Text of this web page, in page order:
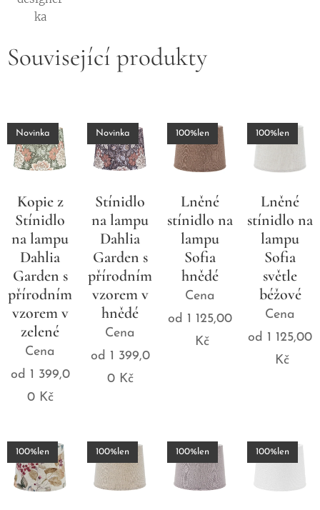
ka
Související produkty
Kopie z
Stínidlo
na lampu
Dahlia
Garden s
přírodním
vzorem v
zelené
Novinka
Cena
od 1 399,0
0Kč
Stínidlo
na lampu
Dahlia
Garden s
přírodním
vzorem v
hnědé
Novinka
Cena
od 1 399,0
0Kč
Lněné
stínidlo na
lampu
Sofia
hnědé
100%len
Cena
od 1 125,00
Kč
Lněné
stínidlo na
lampu
Sofia
světle
béžové
100%len
Cena
od 1 125,00
Kč
100%len 100%len 100%len 100%len